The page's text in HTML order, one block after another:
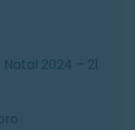
2024 – 21